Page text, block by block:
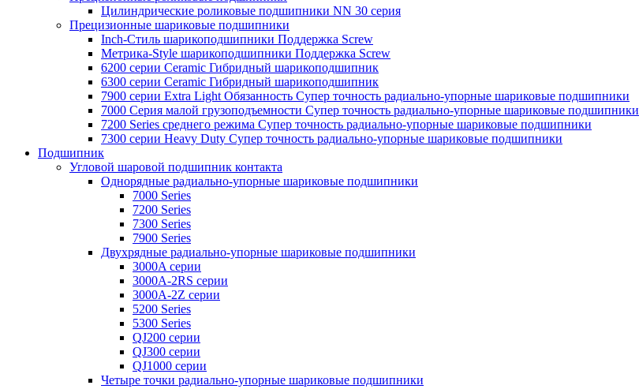
Цилиндрические роликовые подшипники NN 30 серия
Прецизионные шариковые подшипники
Inch-Стиль шарикоподшипники Поддержка Screw
Метрика-Style шарикоподшипники Поддержка Screw
6200 серии Ceramic Гибридный шарикоподшипник
6300 серии Ceramic Гибридный шарикоподшипник
7900 серии Extra Light Обязанность Супер точность радиально-упорные шариковые подшипники
7000 Серия малой грузоподъемности Супер точность радиально-упорные шариковые подшипники
7200 Series среднего режима Супер точность радиально-упорные шариковые подшипники
7300 серии Heavy Duty Супер точность радиально-упорные шариковые подшипники
Подшипник
Угловой шаровой подшипник контакта
Однорядные радиально-упорные шариковые подшипники
7000 Series
7200 Series
7300 Series
7900 Series
Двухрядные радиально-упорные шариковые подшипники
3000A серии
3000A-2RS серии
3000A-2Z серии
5200 Series
5300 Series
QJ200 серии
QJ300 серии
QJ1000 серии
Четыре точки радиально-упорные шариковые подшипники